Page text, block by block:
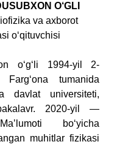
O‘GLI
va axborot
o‘qituvchisi
o‘g‘li 1994-yil 2-
tumanida
davlat universiteti,
2020-yil —
Maʼlumoti bo‘yicha
muhitlar fizikasi